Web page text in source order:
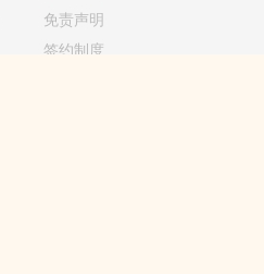
免责声明
签约制度